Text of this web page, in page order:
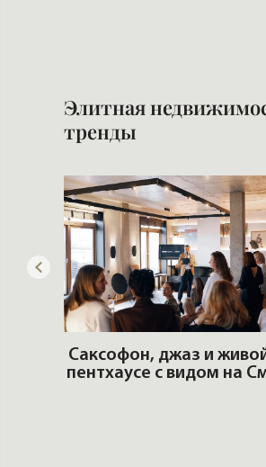
Элитная
тренды
Саксофон, джаз и
пентхаусе с видом на